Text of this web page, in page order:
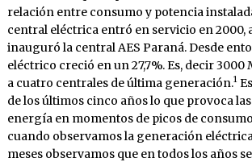
relación entre consumo y potencia
central eléctrica entró en servicio en 2000,
inauguró la central AES Paraná. Desde
eléctrico creció en un 27,7%. Es, decir 3000
a cuatro centrales de última generación.1
de los últimos cinco años lo que provoca
energía en momentos de picos de
cuando observamos la generación
meses observamos que en todos los años